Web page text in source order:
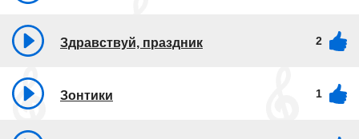
Здравствуй, праздник 2
Зонтики 1